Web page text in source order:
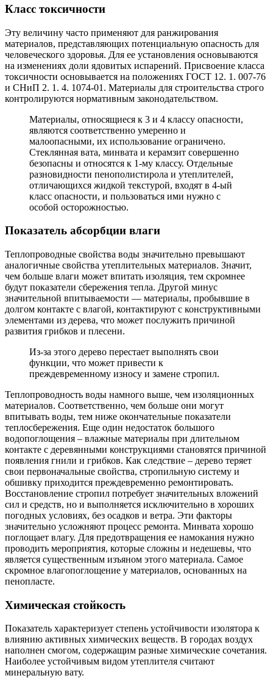
Класс токсичности
Эту величину часто применяют для ранжирования
материалов, представляющих потенциальную опасность для
человеческого здоровья. Для ее установления основываются
на изменениях доли ядовитых испарений. Присвоение класса
токсичности основывается на положениях ГОСТ 12. 1. 007-76
и СНиП 2. 1. 4. 1074-01. Материалы для строительства строго
контролируются нормативным законодательством.
Материалы, относящиеся к 3 и 4 классу опасности,
являются соответственно умеренно и
малоопасными, их использование ограничено.
Стеклянная вата, минвата и керамзит совершенно
безопасны и относятся к 1-му классу. Отдельные
разновидности пенополистирола и утеплителей,
отличающихся жидкой текстурой, входят в 4-ый
класс опасности, и пользоваться ими нужно с
особой осторожностью.
Показатель абсорбции влаги
Теплопроводные свойства воды значительно превышают
аналогичные свойства утеплительных материалов. Значит,
чем больше влаги может впитать изоляция, тем скромнее
будут показатели сбережения тепла. Другой минус
значительной впитываемости — материалы, пробывшие в
долгом контакте с влагой, контактируют с конструктивными
элементами из дерева, что может послужить причиной
развития грибков и плесени.
Из-за этого дерево перестает выполнять свои
функции, что может привести к
преждевременному износу и замене стропил.
Теплопроводность воды намного выше, чем изоляционных
материалов. Соответственно, чем больше они могут
впитывать воды, тем ниже окончательные показатели
теплосбережения. Еще один недостаток большого
водопоглощения – влажные материалы при длительном
контакте с деревянными конструкциями становятся причиной
появления гнили и грибков. Как следствие – дерево теряет
свои первоначальные свойства, стропильную систему и
обшивку приходится преждевременно ремонтировать.
Восстановление стропил потребует значительных вложений
сил и средств, но и выполняется исключительно в хороших
погодных условиях, без осадков и ветра. Эти факторы
значительно усложняют процесс ремонта. Минвата хорошо
поглощает влагу. Для предотвращения ее намокания нужно
проводить мероприятия, которые сложны и недешевы, что
является существенным изъяном этого материала. Самое
скромное влагопоглощение у материалов, основанных на
пенопласте.
Химическая стойкость
Показатель характеризует степень устойчивости изолятора к
влиянию активных химических веществ. В городах воздух
наполнен смогом, содержащим разные химические сочетания.
Наиболее устойчивым видом утеплителя считают
минеральную вату.